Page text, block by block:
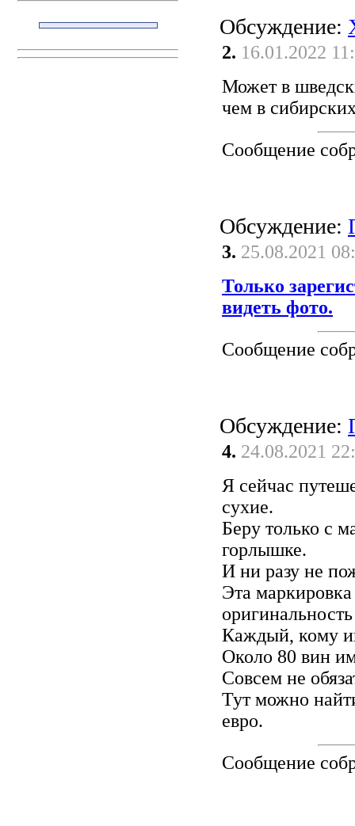
Обсуждение:
2. 16.01.2022
Может в
чем в
Сообщение
Обсуждение:
3. 25.08.2021
Только
видеть фото.
Сообщение
Обсуждение:
4. 24.08.2021
Я сейчас
сухие.
Беру только с
горлышке.
И ни разу не
Эта
Каждый, кому
Около 80 вин
Совсем не
Тут можно
евро.
Сообщение